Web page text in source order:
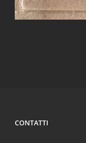
CONTATTI